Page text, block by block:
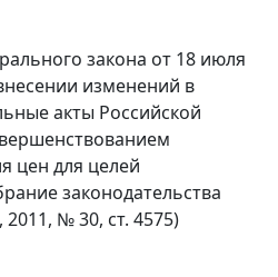
закона от 18 июля
изменений в
акты Российской
цен для целей
законодательства
№ 30, ст. 4575)